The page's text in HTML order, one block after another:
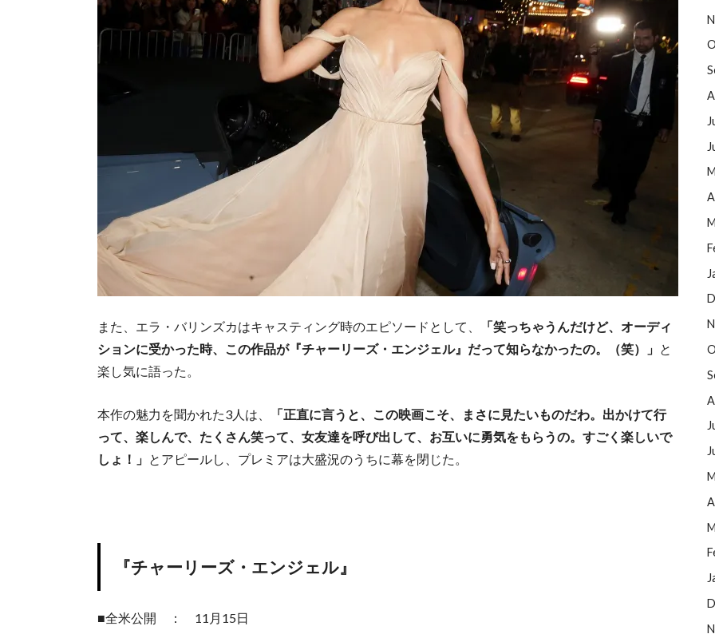
また、エラ・バリンズカはキャスティング時のエピソードとして、
「笑っちゃうんだけど、オーディ
ションに受かった時、この作品が『チャーリーズ・エンジェル』だって知らなかったの。（笑）」 と
楽し気に語った。
本作の魅力を聞かれた3人は、
「正直に言うと、この映画こそ、まさに見たいものだわ。出かけて行
って、楽しんで、たくさん笑って、女友達を呼び出して、お互いに勇気をもらうの。すごく楽しいで
しょ！」 とアピールし、プレミアは大盛況のうちに幕を閉じた。
『チャーリーズ・エンジェル』
■全米公開 ： 11月15日